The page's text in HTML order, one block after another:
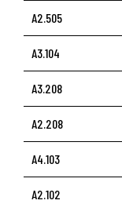
A2.505
A3.104
A3.208
A2.208
A4.103
A2.102